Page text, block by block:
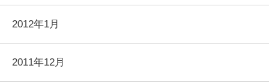
2012年1月
2011年12月